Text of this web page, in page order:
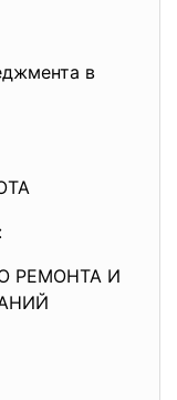
в
РЕМОНТА И